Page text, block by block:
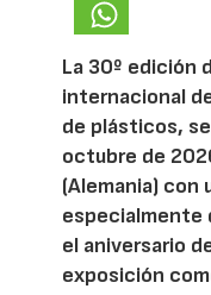
La 30º edición
internacional
de plásticos,
octubre de
(Alemania) con
especialmente
el aniversario
exposición